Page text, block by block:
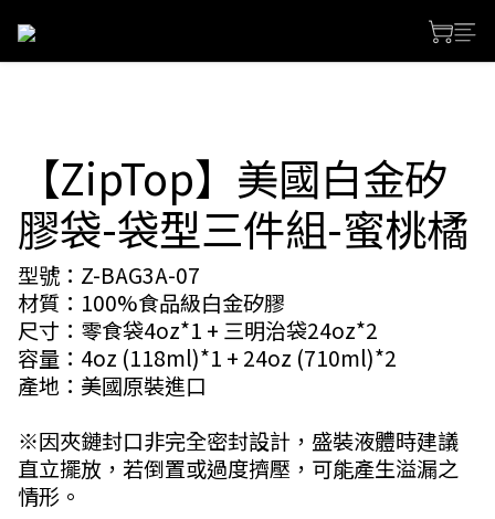
【ZipTop】美國白金矽
膠袋-袋型三件組-蜜桃橘
型號：Z-BAG3A-07
材質：100%食品級白金矽膠
尺寸：零食袋4oz*1 + 三明治袋24oz*2
容量：4oz (118ml)*1 + 24oz (710ml)*2
產地：美國原裝進口
※因夾鏈封口非完全密封設計，盛裝液體時建議
直立擺放，若倒置或過度擠壓，可能產生溢漏之
情形。